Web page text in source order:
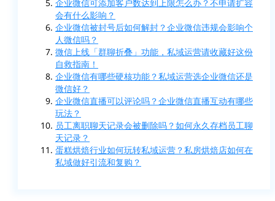
企业微信可添加客户数达到上限怎么办？不申请扩容
会有什么影响？
企业微信被封号后如何解封？企业微信违规会影响个
人微信吗？
微信上线「群聊折叠」功能，私域运营请收藏好这份
自救指南！
企业微信有哪些硬核功能？私域运营选企业微信还是
微信好？
企业微信直播可以评论吗？企业微信直播互动有哪些
玩法？
员工离职聊天记录会被删除吗？如何永久存档员工聊
天记录？
蛋糕烘焙行业如何玩转私域运营？私房烘焙店如何在
私域做好引流和复购？